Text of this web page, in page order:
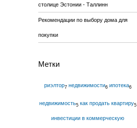
столице Эстонии - Таллинн
Рекомендации по выбору дома для
покупки
Метки
риэлтор7 недвижимости6 ипотека6
недвижимость5 как продать квартиру5
инвестиции в коммерческую